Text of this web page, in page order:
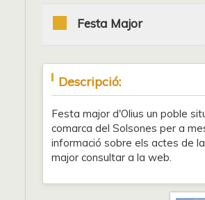
Festa Major
Descripció:
Festa major d'Olius un poble
comarca del Solsones per a
informació sobre els actes de
major consultar a la web.